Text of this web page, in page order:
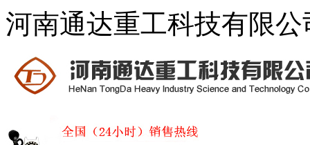
河南通达重工科技有限公